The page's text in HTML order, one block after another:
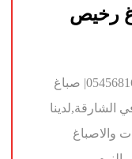
شركات صبغ في الشارقة |0545681606| صباغ
والاصباغ